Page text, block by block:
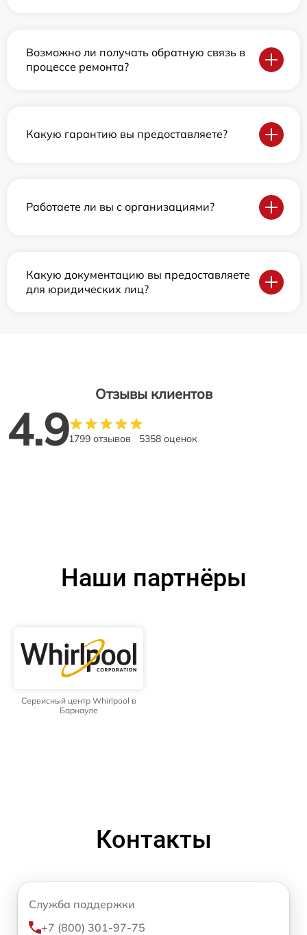
Возможно ли получать обратную связь в
процессе ремонта?
Какую гарантию вы предоставляете?
Работаете ли вы с организациями?
Какую документацию вы предоставляете
для юридических лиц?
Отзывы клиентов
4.91799 отзывов 5358 оценок
Наши партнёры
Сервисный центр Whirlpool в
Барнауле
Контакты
Служба поддержки
+7 (800) 301-97-75